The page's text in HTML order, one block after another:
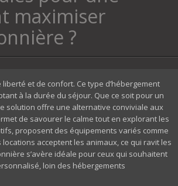
maximiser
?
et de confort. Ce type d’hébergement
à la durée du séjour. Que ce soit pour un
solution offre une alternative conviviale aux
de savourer le calme tout en explorant les
proposent des équipements variés comme
acceptent les animaux, ce qui ravit les
s’avère idéale pour ceux qui souhaitent
loin des hébergements